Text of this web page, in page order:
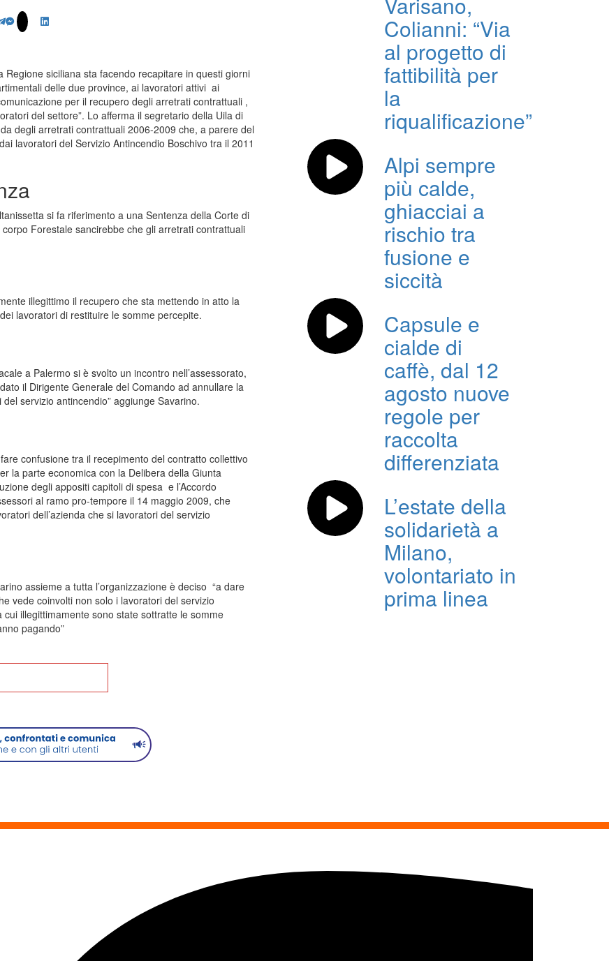
Regione siciliana sta facendo recapitare in questi giorni
delle due province, ai lavoratori attivi ai
per il recupero degli arretrati contrattuali ,
del settore”. Lo afferma il segretario della Uila di
degli arretrati contrattuali 2006-2009 che, a parere del
lavoratori del Servizio Antincendio Boschivo tra il 2011
si fa riferimento a una Sentenza della Corte di
Forestale sancirebbe che gli arretrati contrattuali
illegittimo il recupero che sta mettendo in atto la
lavoratori di restituire le somme percepite.
a Palermo si è svolto un incontro nell’assessorato,
il Dirigente Generale del Comando ad annullare la
servizio antincendio” aggiunge Savarino.
confusione tra il recepimento del contratto collettivo
la parte economica con la Delibera della Giunta
degli appositi capitoli di spesa e l’Accordo
al ramo pro-tempore il 14 maggio 2009, che
dell’azienda che si lavoratori del servizio
assieme a tutta l’organizzazione è deciso “a dare
vede coinvolti non solo i lavoratori del servizio
illegittimamente sono state sottratte le somme
pagando”
Colianni: “Via
al progetto di
fattibilità per
la
riqualificazione”
Alpi sempre
più calde,
ghiacciai a
rischio tra
fusione e
siccità
Capsule e
cialde di
caffè, dal 12
agosto nuove
regole per
raccolta
differenziata
L’estate della
solidarietà a
Milano,
volontariato in
prima linea